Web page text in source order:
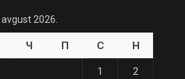
avgust 2026.
Ч П С Н
1 2